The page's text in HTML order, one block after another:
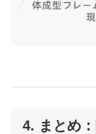
4. まとめ